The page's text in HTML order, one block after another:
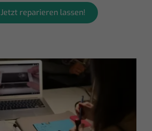
Jetzt reparieren lassen!